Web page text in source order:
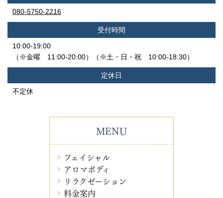
080-5750-2216
受付時間
10:00-19:00
（※金曜 11:00-20:00）（※土・日・祝 10:00-18:30）
定休日
不定休
MENU
フェイシャル
アロマボディ
リラクゼーション
料金案内